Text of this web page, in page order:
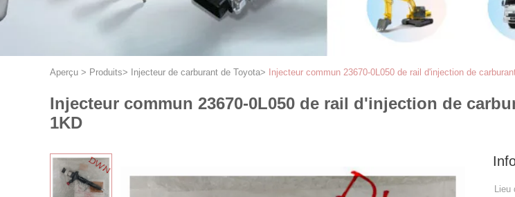
Aperçu > Produits> Injecteur de carburant de Toyota> Injecteur commun 23670-0L050 de rail d'injection de
Injecteur commun 23670-0L050 de rail d'injection de
1KD
Lieu